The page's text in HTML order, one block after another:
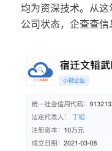
均为资深技术。从
公司状态，企查查信